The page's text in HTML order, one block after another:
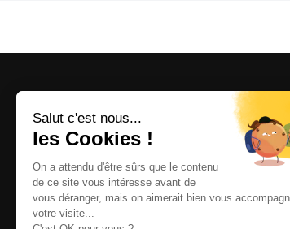
La marketplace de motos et voitures
d'occasion avec accompagnement
personnalisé et paiement sécurisé.